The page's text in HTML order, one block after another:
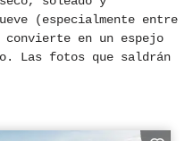
(especialmente entre
en un espejo
Las fotos que saldrán